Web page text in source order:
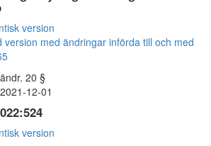
version
version med ändringar införda till och med
ändr. 20 §
2021-12-01
version